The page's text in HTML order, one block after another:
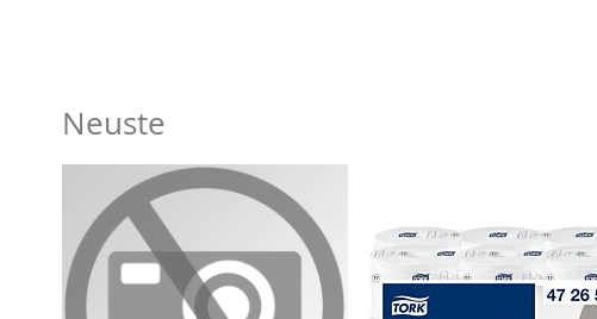
Neuste